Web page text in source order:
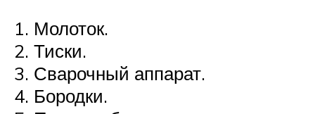
Молоток.
Тиски.
Сварочный аппарат.
Бородки.